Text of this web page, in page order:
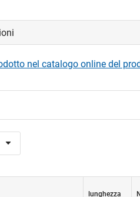
nel catalogo online del
lunghezza